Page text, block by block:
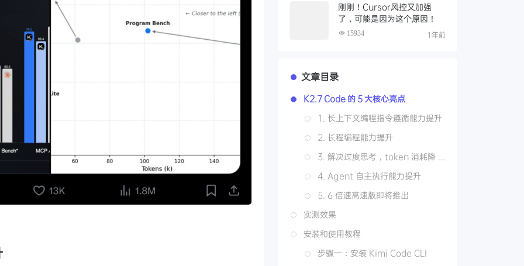
刚刚！Cursor风控又加强
了，可能是因为这个原因！
15934 1年前
文章目录
K2.7 Code 的 5 大核心亮点
1. 长上下文编程指令遵循能力提升
2. 长程编程能力提升
4. Agent 自主执行能力提升
5. 6 倍速高速版即将推出
实测效果
安装和使用教程
步骤一：安装 Kimi Code CLI